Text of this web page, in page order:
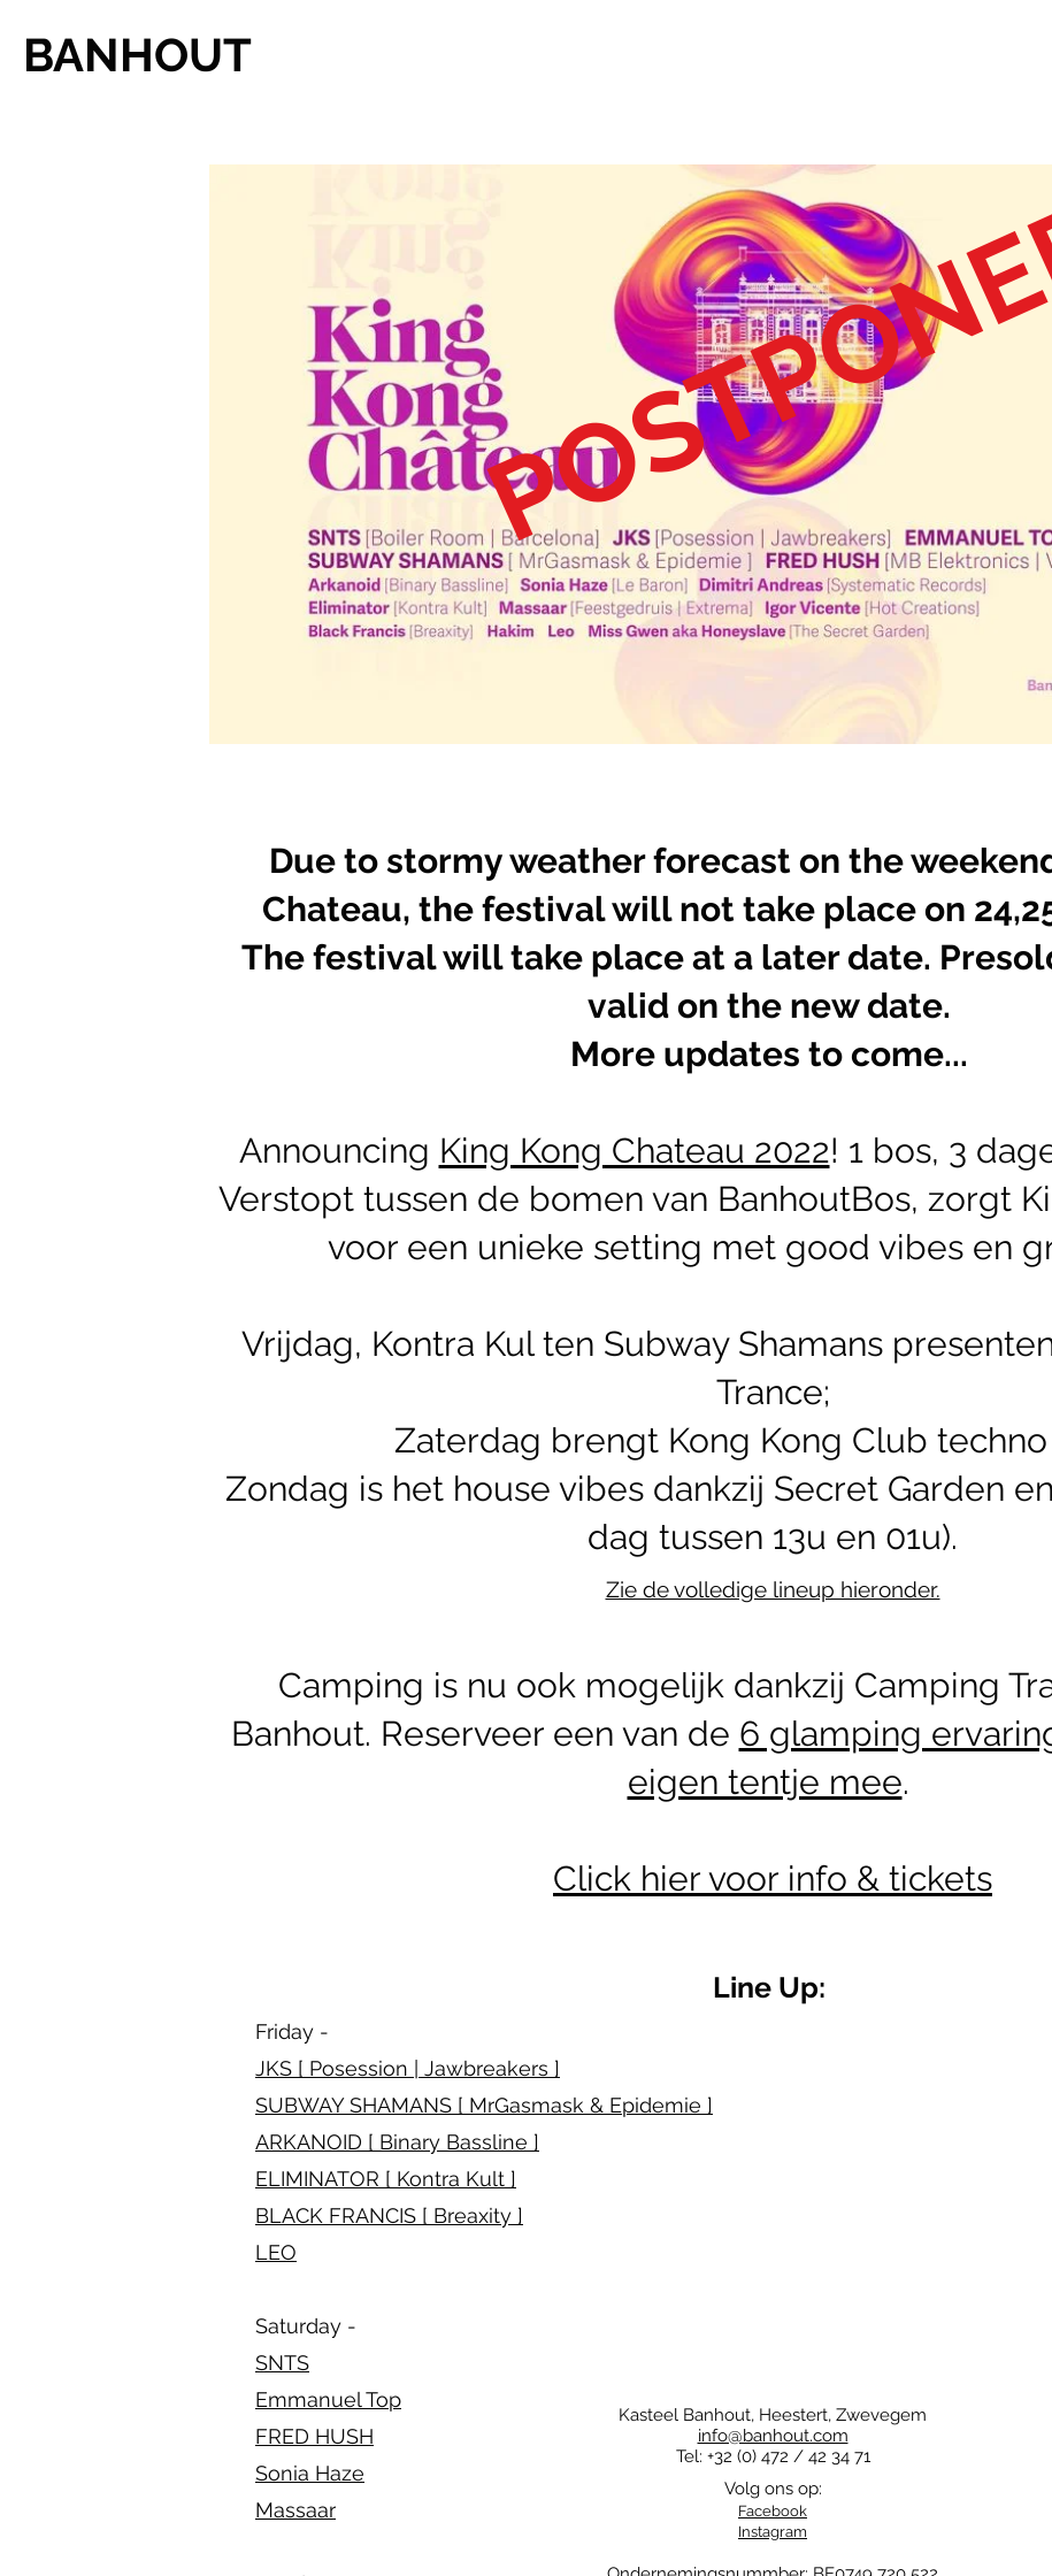
BANHOUT
Due to stormy weather forecast on the
Chateau, the festival will not take place on
The festival will take place at a later date.
valid on the new date.
More updates to come...
Announcing King Kong Chateau 2022! 1 bos, 3
Verstopt tussen de bomen van BanhoutBos, zorgt
voor een unieke setting met good vibes en
Vrijdag, Kontra Kul ten Subway Shamans
Trance;
Zaterdag brengt Kong Kong Club techno
Zondag is het house vibes dankzij Secret Garden
dag tussen 13u en 01u).
Zie de volledige lineup hieronder.
Camping is nu ook mogelijk dankzij Camping
Banhout. Reserveer een van de 6 glamping
eigen tentje mee.
Click hier voor info & tickets
Line Up:
Friday -
JKS [ Posession | Jawbreakers ]
SUBWAY SHAMANS [ MrGasmask & Epidemie ]
ARKANOID [ Binary Bassline ]
ELIMINATOR [ Kontra Kult ]
BLACK FRANCIS [ Breaxity ]
LEO
Saturday -
SNTS
Emmanuel Top
FRED HUSH
Sonia Haze
Massaar
Kasteel Banhout, Heestert, Zwevegem
info@banhout.com
Tel: +32 (0) 472 / 42 34 71
Volg ons op:
Facebook
Instagram